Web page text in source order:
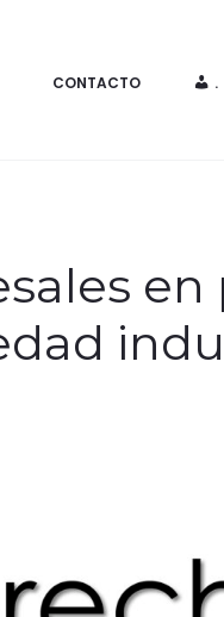
CONTACTO .
en